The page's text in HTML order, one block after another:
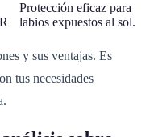
Protección eficaz para
labios expuestos al sol.
y sus ventajas. Es
tus necesidades